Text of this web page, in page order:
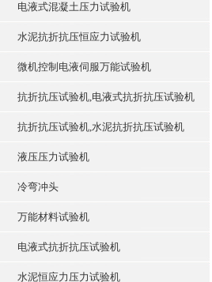
电液式混凝土压力试验机
水泥抗折抗压恒应力试验机
微机控制电液伺服万能试验机
抗折抗压试验机,电液式抗折抗压试验机
抗折抗压试验机,水泥抗折抗压试验机
液压压力试验机
冷弯冲头
万能材料试验机
电液式抗折抗压试验机
水泥恒应力压力试验机